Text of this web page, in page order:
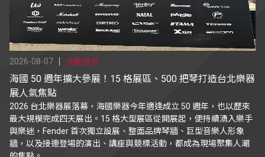
2026-08-07 活動訊息
海國 50 週年擴大參展！15 格展區、500 把琴打造台北樂器
展人氣焦點
2026 台北樂器展落幕，海國樂器今年適逢成立 50 週年，也以歷來
最大規模完成四天展出。15 格大型展區從開展起，便持續湧入樂手
與樂迷，Fender 首次獨立設展、整面品牌琴牆、巨型音樂人形象
牆，以及接連登場的演出、講座與競標活動，都成為現場聚集人潮